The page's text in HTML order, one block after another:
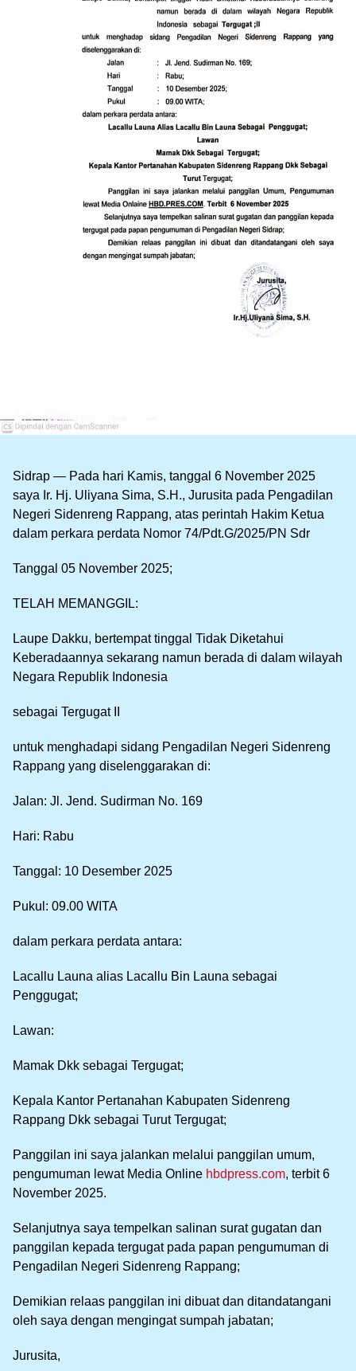
Sidrap — Pada hari Kamis, tanggal 6 November 2025
saya Ir. Hj. Uliyana Sima, S.H., Jurusita pada Pengadilan
Negeri Sidenreng Rappang, atas perintah Hakim Ketua
dalam perkara perdata Nomor 74/Pdt.G/2025/PN Sdr
Tanggal 05 November 2025;
TELAH MEMANGGIL:
Laupe Dakku, bertempat tinggal Tidak Diketahui
Keberadaannya sekarang namun berada di dalam wilayah
Negara Republik Indonesia
sebagai Tergugat II
untuk menghadapi sidang Pengadilan Negeri Sidenreng
Rappang yang diselenggarakan di:
Jalan: Jl. Jend. Sudirman No. 169
Hari: Rabu
Tanggal: 10 Desember 2025
Pukul: 09.00 WITA
dalam perkara perdata antara:
Lacallu Launa alias Lacallu Bin Launa sebagai
Penggugat;
Lawan:
Mamak Dkk sebagai Tergugat;
Kepala Kantor Pertanahan Kabupaten Sidenreng
Rappang Dkk sebagai Turut Tergugat;
Panggilan ini saya jalankan melalui panggilan umum,
pengumuman lewat Media Online hbdpress.com, terbit 6
November 2025.
Selanjutnya saya tempelkan salinan surat gugatan dan
panggilan kepada tergugat pada papan pengumuman di
Pengadilan Negeri Sidenreng Rappang;
Demikian relaas panggilan ini dibuat dan ditandatangani
oleh saya dengan mengingat sumpah jabatan;
Jurusita,